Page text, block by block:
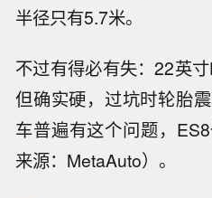
半径只有5.7米。
不过有得必有失：22英
但确实硬，过坑时轮胎
车普遍有这个问题，
来源：MetaAuto）。